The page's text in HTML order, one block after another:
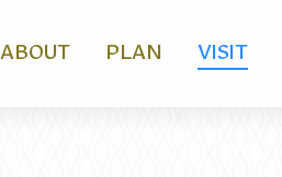
ABOUT PLAN VISIT